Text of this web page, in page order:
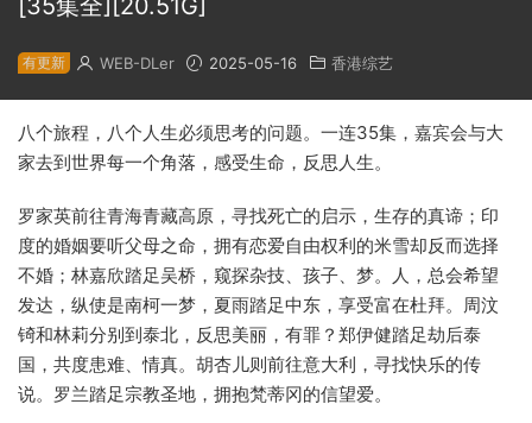
[35集全][20.51G]
有更新 WEB-DLer 2025-05-16 香港综艺
八个旅程，八个人生必须思考的问题。一连35集，嘉宾会与大
家去到世界每一个角落，感受生命，反思人生。
罗家英前往青海青藏高原，寻找死亡的启示，生存的真谛；印
度的婚姻要听父母之命，拥有恋爱自由权利的米雪却反而选择
不婚；林嘉欣踏足吴桥，窥探杂技、孩子、梦。人，总会希望
发达，纵使是南柯一梦，夏雨踏足中东，享受富在杜拜。周汶
锜和林莉分别到泰北，反思美丽，有罪？郑伊健踏足劫后泰
国，共度患难、情真。胡杏儿则前往意大利，寻找快乐的传
说。罗兰踏足宗教圣地，拥抱梵蒂冈的信望爱。